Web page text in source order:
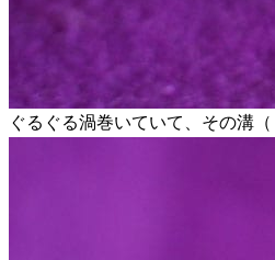
ぐるぐる渦巻いていて、その溝